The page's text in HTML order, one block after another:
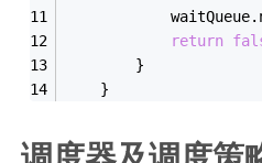
return
        }
    }